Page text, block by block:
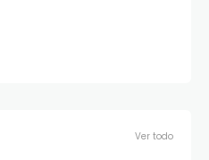
Ver todo